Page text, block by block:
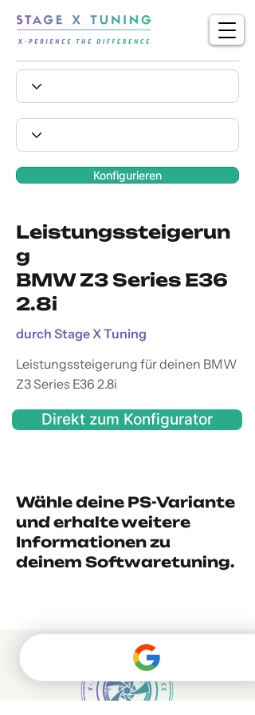
Konfigurieren
Leistungssteigerun
g
BMW Z3 Series E36
2.8i
durch Stage X Tuning
Leistungssteigerung für deinen BMW
Z3 Series E36 2.8i
Direkt zum Konfigurator
Wähle deine PS-Variante
und erhalte weitere
Informationen zu
deinem Softwaretuning.